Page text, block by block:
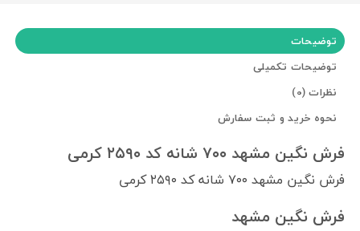
توضیحات
توضیحات تکمیلی
نظرات (0)
نحوه خرید و ثبت سفارش
فرش نگین مشهد ۷۰۰ شانه کد ۲۵۹۰ کرمی
فرش نگین مشهد ۷۰۰ شانه کد ۲۵۹۰ کرمی
فرش نگین مشهد